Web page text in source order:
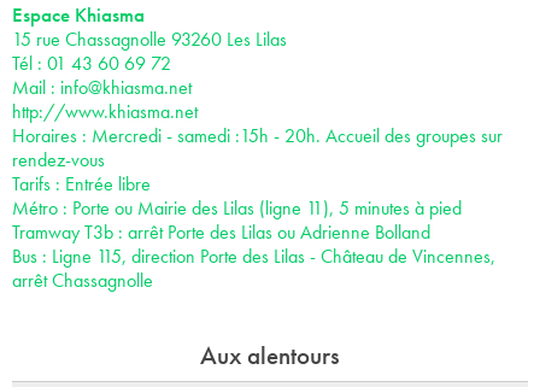
Espace Khiasma
15 rue Chassagnolle 93260 Les Lilas
Tél : 01 43 60 69 72
Mail : info@khiasma.net
http://www.khiasma.net
Horaires : Mercredi - samedi :15h - 20h. Accueil des groupes sur
rendez-vous
Tarifs : Entrée libre
Métro : Porte ou Mairie des Lilas (ligne 11), 5 minutes à pied
Tramway T3b : arrêt Porte des Lilas ou Adrienne Bolland
Bus : Ligne 115, direction Porte des Lilas - Château de Vincennes,
arrêt Chassagnolle
Aux alentours